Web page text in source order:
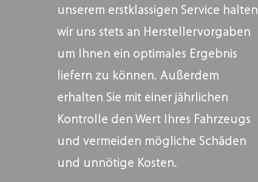
unserem erstklassigen Service halten
wir uns stets an Herstellervorgaben
um Ihnen ein optimales Ergebnis
liefern zu können. Außerdem
erhalten Sie mit einer jährlichen
Kontrolle den Wert Ihres Fahrzeugs
und vermeiden mögliche Schäden
und unnötige Kosten.